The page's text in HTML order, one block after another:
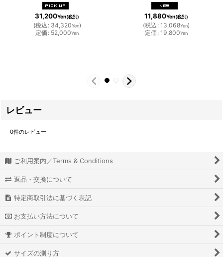
31,200Yen(税別)
(税込 : 34,320Yen)
定価 : 52,000Yen
11,880Yen(税別)
(税込 : 13,068Yen)
定価 : 19,800Yen
レビュー
0件のレビュー
ご利用案内／Terms & Conditions
返品・交換について
特定商取引法に基づく表記
お支払い方法について
ポイント制度について
サイズの測り方